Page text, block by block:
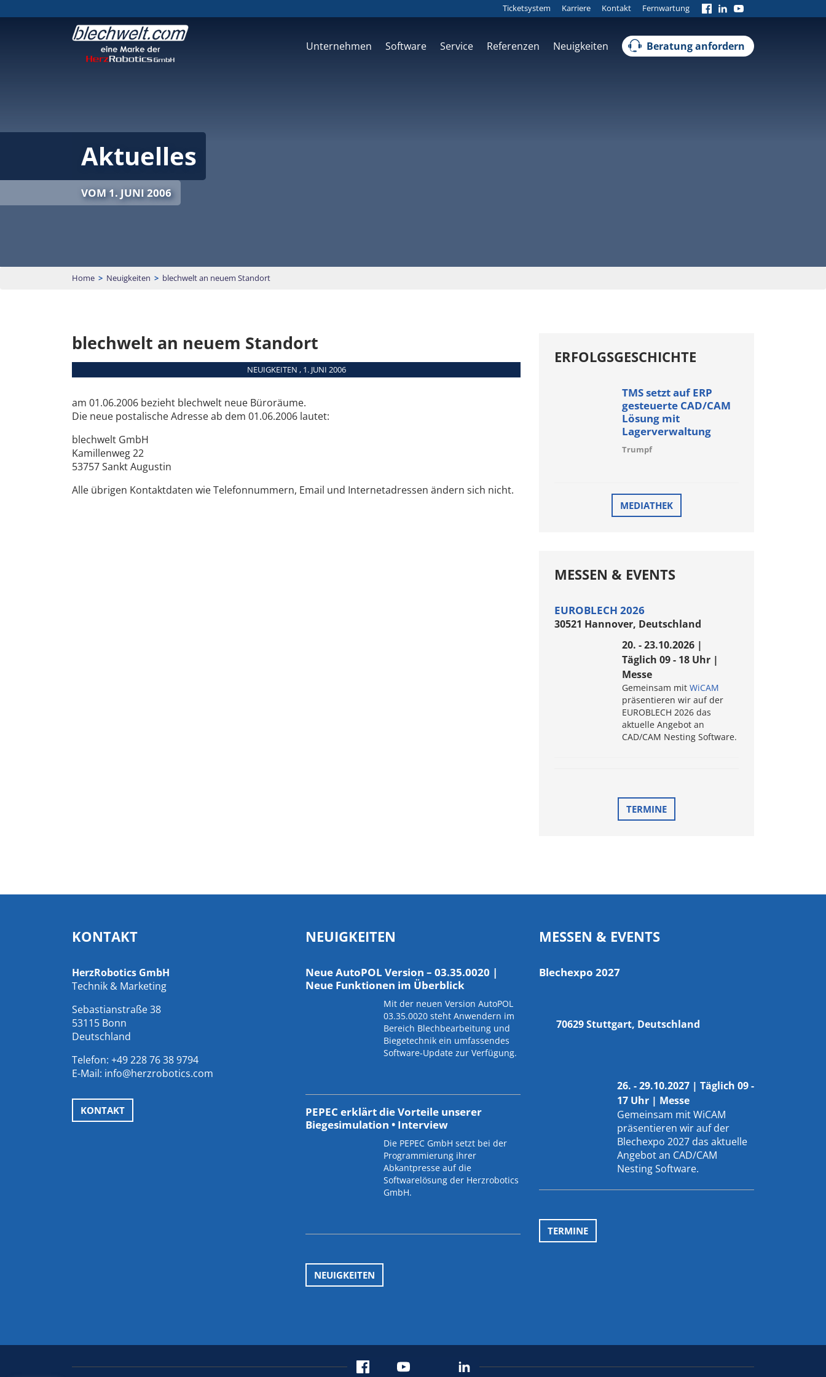
Ticketsystem Karriere Kontakt Fernwartung
Unternehmen Software Service Referenzen Neuigkeiten Beratung anfordern
Aktuelles
VOM 1. JUNI 2006
Home > Neuigkeiten > blechwelt an neuem Standort
blechwelt an neuem Standort
NEUIGKEITEN , 1. JUNI 2006
am 01.06.2006 bezieht blechwelt neue Büroräume.
Die neue postalische Adresse ab dem 01.06.2006 lautet:
blechwelt GmbH
Kamillenweg 22
53757 Sankt Augustin
Alle übrigen Kontaktdaten wie Telefonnummern, Email und Internetadressen ändern sich nicht.
ERFOLGSGESCHICHTE
TMS setzt auf ERP
gesteuerte CAD/CAM
Lösung mit
Lagerverwaltung
Trumpf
MEDIATHEK
MESSEN & EVENTS
EUROBLECH 2026
30521 Hannover, Deutschland
20. - 23.10.2026 |
Täglich 09 - 18 Uhr |
Messe
Gemeinsam mit WiCAM
präsentieren wir auf der
EUROBLECH 2026 das
aktuelle Angebot an
CAD/CAM Nesting Software.
TERMINE
KONTAKT
HerzRobotics GmbH
Technik & Marketing
Sebastianstraße 38
53115 Bonn
Deutschland
Telefon: +49 228 76 38 9794
E-Mail: info@herzrobotics.com
KONTAKT
NEUIGKEITEN
Neue AutoPOL Version – 03.35.0020 |
Neue Funktionen im Überblick
Mit der neuen Version AutoPOL
03.35.0020 steht Anwendern im
Bereich Blechbearbeitung und
Biegetechnik ein umfassendes
Software-Update zur Verfügung.
PEPEC erklärt die Vorteile unserer
Biegesimulation • Interview
Die PEPEC GmbH setzt bei der
Programmierung ihrer
Abkantpresse auf die
Softwarelösung der Herzrobotics
GmbH.
NEUIGKEITEN
MESSEN & EVENTS
Blechexpo 2027
70629 Stuttgart, Deutschland
26. - 29.10.2027 | Täglich 09 -
17 Uhr | Messe
Gemeinsam mitWiCAM
präsentieren wir auf der
Blechexpo 2027 das aktuelle
Angebot an CAD/CAM
Nesting Software.
TERMINE